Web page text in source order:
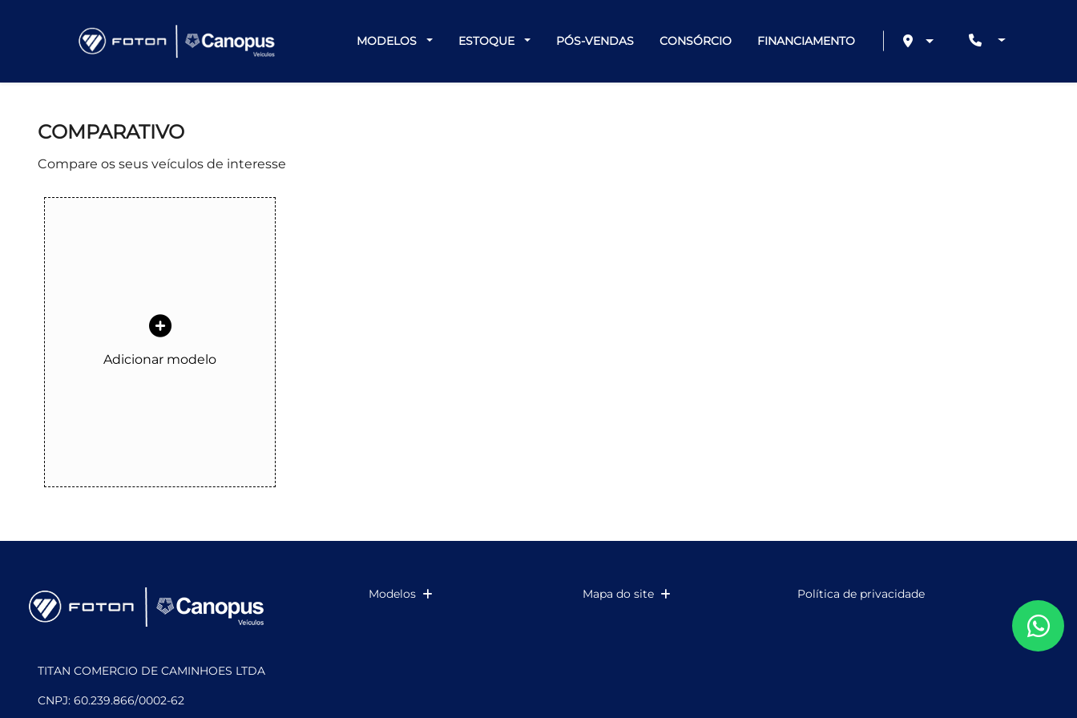
MODELOS ESTOQUE PÓS-VENDAS CONSÓRCIO FINANCIAMENTO
COMPARATIVO
Compare os seus veículos de interesse
Adicionar modelo
Modelos Mapa do site Política de privacidade
TITAN COMERCIO DE CAMINHOES LTDA
CNPJ: 60.239.866/0002-62